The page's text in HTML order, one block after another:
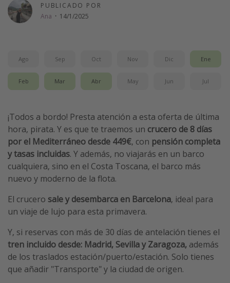
Escapadas románticas
Trabajar en el extranjero
Cruceros por el Mediterráneo
Guía de equipaje de mano
Parques de atracciones
Viaja con musicales
El Rey León el musical
Harry Potter en Londres y otros destinos
Eventos deportivos
PUBLICADO POR
Ana · 14/1/2025
Ago Sep Oct Nov Dic Ene
Feb Mar Abr May Jun Jul
¡Todos a bordo! Presta atención a esta oferta de última
hora, pirata. Y es que te traemos un crucero de 8 días
por el Mediterráneo desde 449€, con pensión completa
y tasas incluidas. Y además, no viajarás en un barco
cualquiera, sino en el Costa Toscana, el barco más
nuevo y moderno de la flota.
El crucero sale y desembarca en Barcelona, ideal para
un viaje de lujo para esta primavera.
Y, si reservas con más de 30 días de antelación tienes el
tren incluido desde: Madrid, Sevilla y Zaragoza, además
de los traslados estación/puerto/estación. Solo tienes
que añadir "Transporte" y la ciudad de origen.